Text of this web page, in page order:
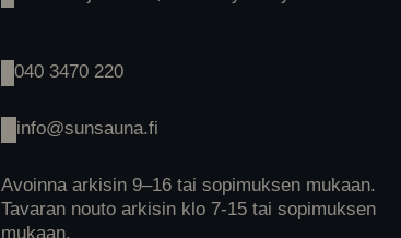
040 3470 220
info@sunsauna.fi
Avoinna arkisin 9–16 tai sopimuksen mukaan.
Tavaran nouto arkisin klo 7-15 tai sopimuksen
mukaan.